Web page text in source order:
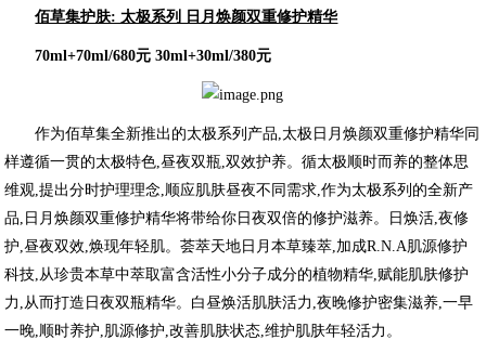
佰草集护肤: 太极系列 日月焕颜双重修护精华
70ml+70ml/680元 30ml+30ml/380元
作为佰草集全新推出的太极系列产品,太极日月焕颜双重修护精华同
样遵循一贯的太极特色,昼夜双瓶,双效护养。循太极顺时而养的整体思
维观,提出分时护理理念,顺应肌肤昼夜不同需求,作为太极系列的全新产
品,日月焕颜双重修护精华将带给你日夜双倍的修护滋养。日焕活,夜修
护,昼夜双效,焕现年轻肌。荟萃天地日月本草臻萃,加成R.N.A肌源修护
科技,从珍贵本草中萃取富含活性小分子成分的植物精华,赋能肌肤修护
力,从而打造日夜双瓶精华。白昼焕活肌肤活力,夜晚修护密集滋养,一早
一晚,顺时养护,肌源修护,改善肌肤状态,维护肌肤年轻活力。